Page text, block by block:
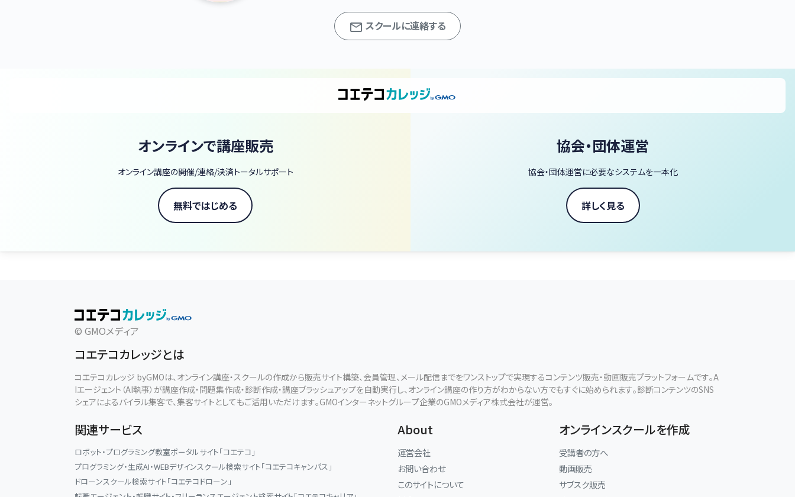
スクールに連絡する
オンラインで講座販売
オンライン講座の開催/連絡/決済トータルサポート
無料ではじめる
協会・団体運営
協会・団体運営に必要なシステムを一本化
詳しく見る
© GMOメディア
コエテコカレッジとは
コエテコカレッジ byGMOは、オンライン講座・スクールの作成から販売サイト構築、会員管理、メール配信までをワンストップで実現するコンテンツ販売・動画販売プラットフォームです。A
Iエージェント（AI執事）が講座作成・問題集作成・診断作成・講座ブラッシュアップを自動実行し、オンライン講座の作り方がわからない方でもすぐに始められます。診断コンテンツのSNS
シェアによるバイラル集客で、集客サイトとしてもご活用いただけます。GMOインターネットグループ企業のGMOメディア株式会社が運営。
関連サービス
ロボット・プログラミング教室ポータルサイト「コエテコ」
プログラミング・生成AI・WEBデザインスクール検索サイト「コエテコキャンパス」
ドローンスクール検索サイト「コエテコドローン」
About
運営会社
お問い合わせ
このサイトについて
オンラインスクールを作成
受講者の方へ
動画販売
サブスク販売